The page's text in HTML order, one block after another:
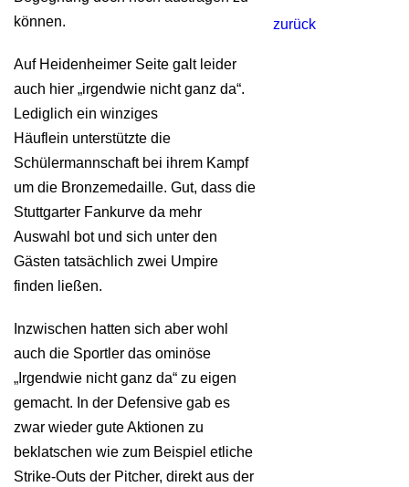
können.
Auf Heidenheimer Seite galt leider
auch hier „irgendwie nicht ganz da“.
Lediglich ein winziges
Häuflein unterstützte die
Schülermannschaft bei ihrem Kampf
um die Bronzemedaille. Gut, dass die
Stuttgarter Fankurve da mehr
Auswahl bot und sich unter den
Gästen tatsächlich zwei Umpire
finden ließen.
Inzwischen hatten sich aber wohl
auch die Sportler das ominöse
„Irgendwie nicht ganz da“ zu eigen
gemacht. In der Defensive gab es
zwar wieder gute Aktionen zu
beklatschen wie zum Beispiel etliche
Strike-Outs der Pitcher, direkt aus der
zurück